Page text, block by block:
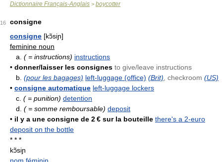
Dictionnaire Français-Anglais > boycotter
16
consigne
consigne [kɔ̃siɲ]
feminine noun
a. ( = instructions) instructions
• donner/laisser les consignes to give/leave instructions
b. (pour les bagages) left-luggage (office) (Brit) , checkroom (US)
• consigne automatique left-luggage lockers
c. ( = punition) detention
d. ( = somme remboursable) deposit
• il y a une consigne de 2 € sur la bouteille there's a 2-euro
deposit on the bottle
* * *
kɔ̃siɲ